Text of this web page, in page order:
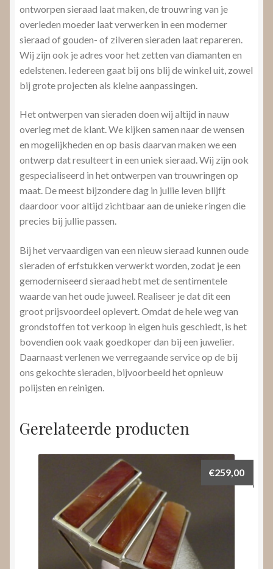
ontworpen sieraad laat maken, de trouwring van je
overleden moeder laat verwerken in een moderner
sieraad of gouden- of zilveren sieraden laat repareren.
Wij zijn ook je adres voor het zetten van diamanten en
edelstenen. Iedereen gaat bij ons blij de winkel uit, zowel
bij grote projecten als kleine aanpassingen.
Het ontwerpen van sieraden doen wij altijd in nauw
overleg met de klant. We kijken samen naar de wensen
en mogelijkheden en op basis daarvan maken we een
ontwerp dat resulteert in een uniek sieraad. Wij zijn ook
gespecialiseerd in het ontwerpen van trouwringen op
maat. De meest bijzondere dag in jullie leven blijft
daardoor voor altijd zichtbaar aan de unieke ringen die
precies bij jullie passen.
Bij het vervaardigen van een nieuw sieraad kunnen oude
sieraden of erfstukken verwerkt worden, zodat je een
gemoderniseerd sieraad hebt met de sentimentele
waarde van het oude juweel. Realiseer je dat dit een
groot prijsvoordeel oplevert. Omdat de hele weg van
grondstoffen tot verkoop in eigen huis geschiedt, is het
bovendien ook vaak goedkoper dan bij een juwelier.
Daarnaast verlenen we verregaande service op de bij
ons gekochte sieraden, bijvoorbeeld het opnieuw
polijsten en reinigen.
Gerelateerde producten
€259,00